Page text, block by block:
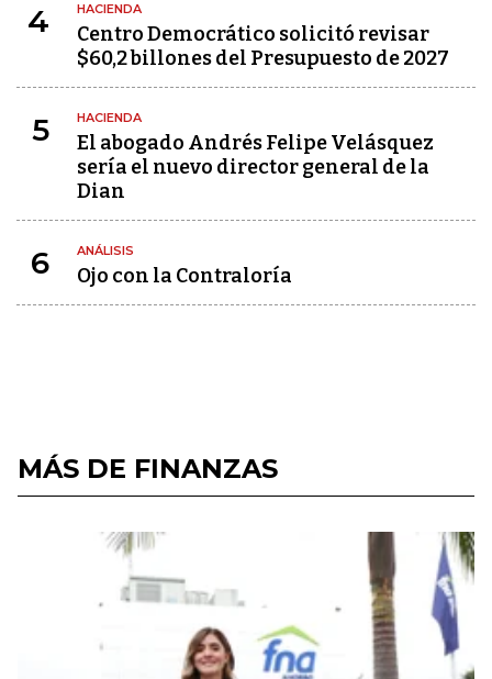
4 HACIENDA
Centro Democrático solicitó revisar
$60,2 billones del Presupuesto de 2027
5 HACIENDA
El abogado Andrés Felipe Velásquez
sería el nuevo director general de la
Dian
6 ANÁLISIS
Ojo con la Contraloría
MÁS DE FINANZAS